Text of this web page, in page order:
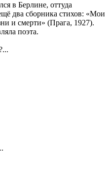
в Берлине, оттуда
два сборника стихов: «Мои
и смерти» (Прага, 1927).
поэта.